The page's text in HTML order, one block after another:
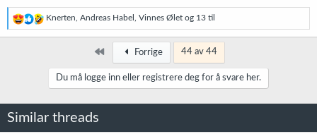
R
e
a
r
Knerten Andreas Habel Vinnes Ølet og 13 til
Først Forrige 44 av 44
Du må logge inn eller registrere deg for å svare her.
Similar threads